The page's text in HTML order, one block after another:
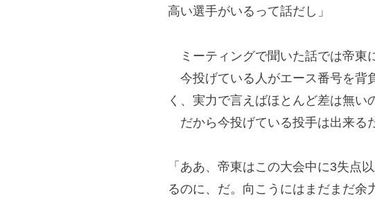
高い選手がいるって話だし」
ミーティングで聞いた話では帝東
今投げている人がエース番号を背
く、実力で言えばほとんど差は無い
だから今投げている投手は出来る
「ああ、帝東はこの大会中に3失点
るのに、だ。向こうにはまだまだ余